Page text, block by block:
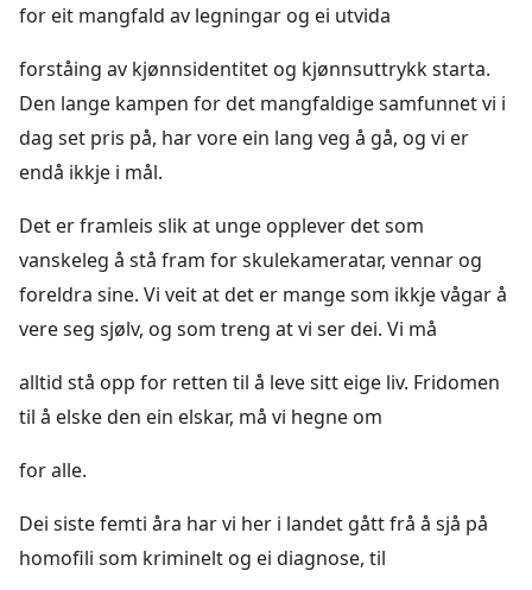
for eit mangfald av legningar og ei utvida
forståing av kjønnsidentitet og kjønnsuttrykk starta.
Den lange kampen for det mangfaldige samfunnet vi i
dag set pris på, har vore ein lang veg å gå, og vi er
endå ikkje i mål.
Det er framleis slik at unge opplever det som
vanskeleg å stå fram for skulekameratar, vennar og
foreldra sine. Vi veit at det er mange som ikkje vågar å
vere seg sjølv, og som treng at vi ser dei. Vi må
alltid stå opp for retten til å leve sitt eige liv. Fridomen
til å elske den ein elskar, må vi hegne om
for alle.
Dei siste femti åra har vi her i landet gått frå å sjå på
homofili som kriminelt og ei diagnose, til